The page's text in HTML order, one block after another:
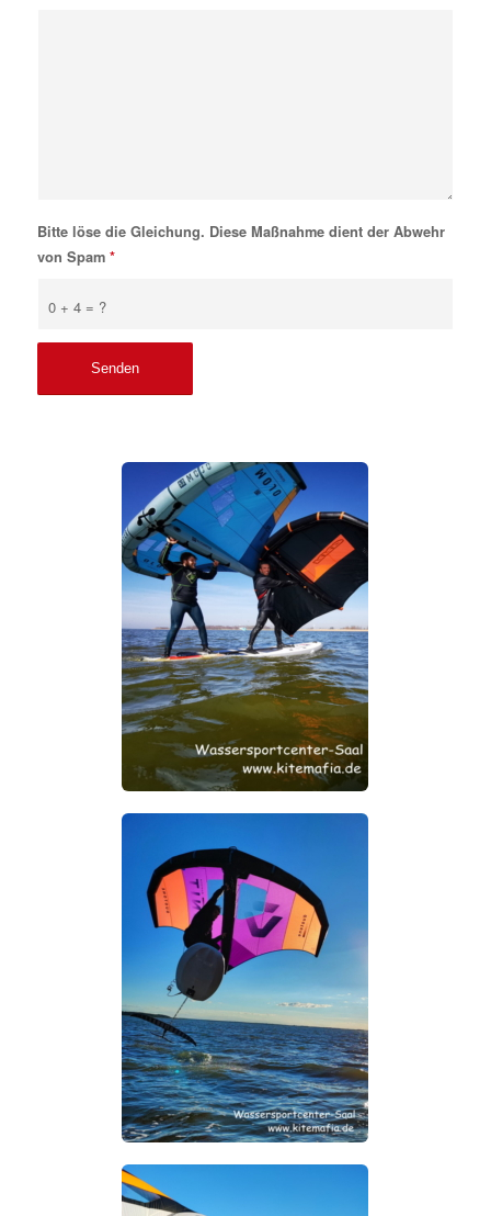
0 + 4 = ?
Bitte löse die Gleichung. Diese Maßnahme dient der Abwehr
von Spam *